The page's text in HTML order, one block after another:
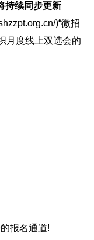
持续同步更新
)“微招
月度线上双选会的
报名通道!